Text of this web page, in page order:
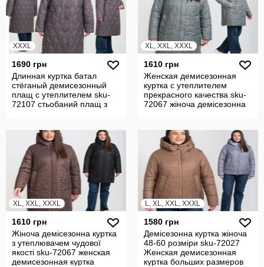
XXXL
1690 грн
Длинная куртка батал
стёганый демисезонный
плащ с утеплителем sku-
72107 стьобаний плащ з
XL, XXL, XXXL
1610 грн
Женская демисезонная
куртка с утеплителем
прекрасного качества sku-
72067 жіноча демісезонна
XL, XXL, XXXL
1610 грн
Жіноча демісезонна куртка
з утеплювачем чудової
якості sku-72067 женская
демисезонная куртка
L, XL, XXL, XXXL
1580 грн
Демісезонна куртка жіноча
48-60 розміри sku-72027
Женская демисезонная
куртка больших размеров